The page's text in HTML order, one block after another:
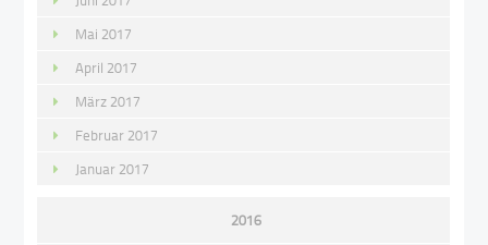
Mai 2017
April 2017
März 2017
Februar 2017
Januar 2017
2016